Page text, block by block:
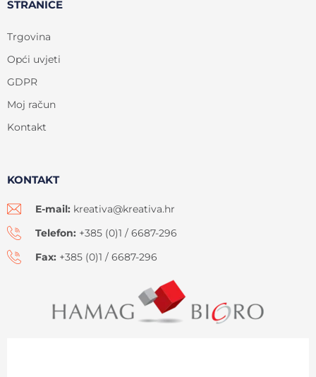
STRANICE
Trgovina
Opći uvjeti
GDPR
Moj račun
Kontakt
KONTAKT
E-mail: kreativa@kreativa.hr
Telefon: +385 (0)1 / 6687-296
Fax: +385 (0)1 / 6687-296